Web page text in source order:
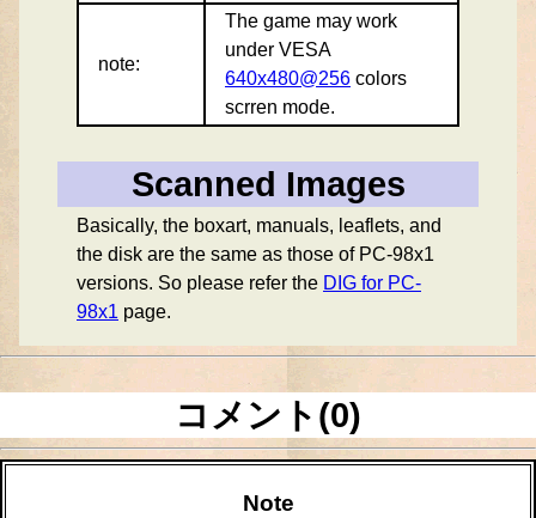
note:
The game may work
under VESA
640x480@256 colors
scrren mode.
Scanned Images
Basically, the boxart, manuals, leaflets, and
the disk are the same as those of PC-98x1
versions. So please refer the DIG for PC-
98x1 page.
コメント(0)
Note